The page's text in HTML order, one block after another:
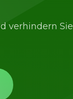
verhindern Sie